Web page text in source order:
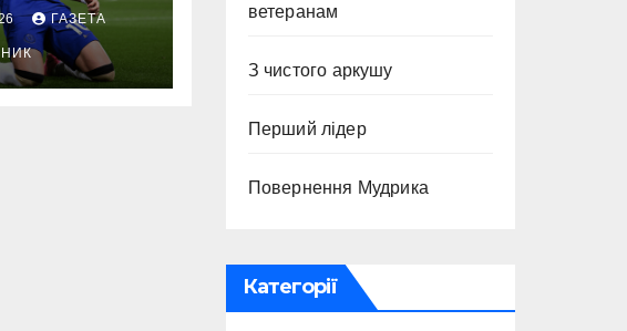
ГАЗЕТА
ветеранам
З чистого аркушу
Перший лідер
Повернення Мудрика
Категорії